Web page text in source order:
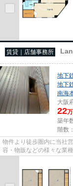
賃貸｜店舗事務所
地下
地下
南海
大阪
22
築年
階数
物件より徒歩圏内に当社
容・物販などの様々な業
尚、弊社ではおとり広告